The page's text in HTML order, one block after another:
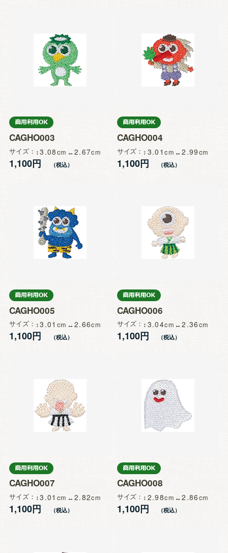
CAGHO003
サイズ 3.08 2.67
1,100円
CAGHO004
サイズ 3.01 2.99
1,100円
CAGHO005
サイズ 3.01 2.66
1,100円
CAGHO006
サイズ 3.04 2.36
1,100円
CAGHO007
サイズ 3.01 2.82
1,100円
CAGHO008
サイズ 2.98 2.86
1,100円